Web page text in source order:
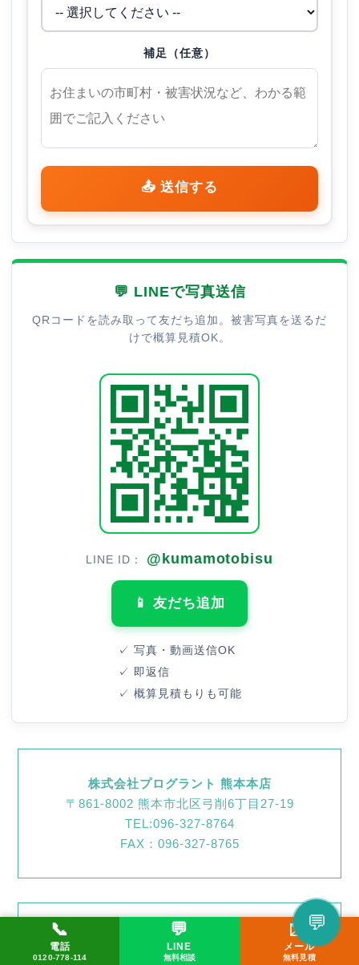
補足（任意）
📤 送信する
💬 LINEで写真送信
QRコードを読み取って友だち追加。被害写真を送るだ
けで概算見積OK。
LINE ID： @kumamotobisu
📱 友だち追加
✓ 写真・動画送信OK
✓ 即返信
✓ 概算見積もりも可能
株式会社プログラント 熊本本店
〒861-8002 熊本市北区弓削6丁目27-19
TEL:096-327-8764
FAX：096-327-8765
株式会社プログラント 佐賀営業所
〒849-0937 佐賀県佐賀市鍋島3丁目9-5
LINEで相談してみる
📞 0120-778-114 ✉️ メール 💬 LINE
📞
電話
0120-778-114
💬
LINE
無料相談
✉️
メール
無料見積
💬